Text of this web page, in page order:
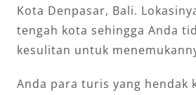
Kota Denpasar, Bali.
tengah kota sehingga Anda
kesulitan untuk
Anda para turis yang hendak